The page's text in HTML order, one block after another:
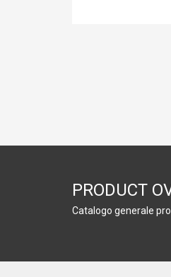
PRODUCT
Catalogo generale